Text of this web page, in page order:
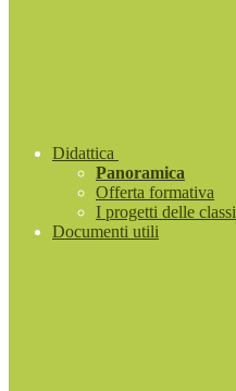
Didattica
Panoramica
Offerta formativa
I progetti delle classi
Documenti utili